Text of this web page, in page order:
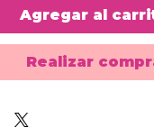
Agregar al
Realizar